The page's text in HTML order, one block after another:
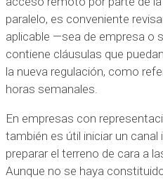
paralelo, es conveniente
aplicable —sea de empresa o
contiene cláusulas que
la nueva regulación, como
horas semanales.
En empresas con
también es útil iniciar un
preparar el terreno de cara a
Aunque no se haya